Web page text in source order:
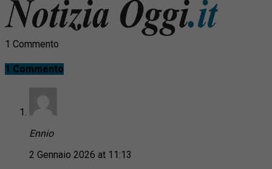
1 Commento
1 Commento
Ennio
2 Gennaio 2026 at 11:13